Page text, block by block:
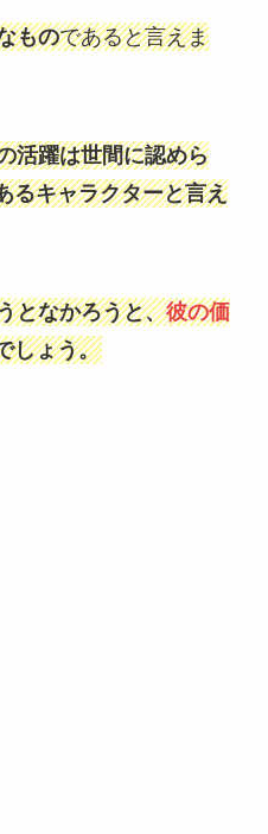
ものであると言えま
活躍は世間に認めら
るキャラクターと言え
となかろうと、彼の価
しょう。